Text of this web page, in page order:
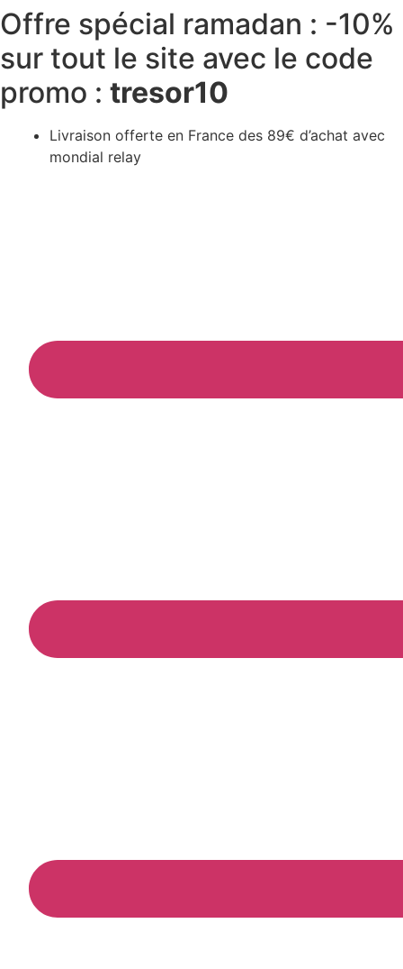
Aller
au
contenu
Offre spécial ramadan : -10%
sur tout le site avec le code
promo : tresor10
Livraison offerte en France des 89€ d’achat avec
mondial relay